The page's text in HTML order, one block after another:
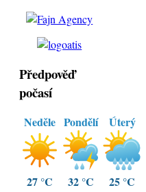
Předpověď
počasí
Neděle
27 °C
Pondělí
32 °C
Úterý
25 °C